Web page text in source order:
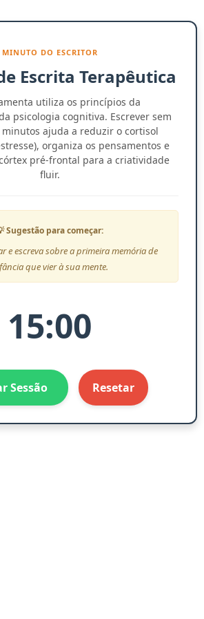
MINUTO DO ESCRITOR
Escrita Terapêutica
utiliza os princípios da
psicologia cognitiva. Escrever sem
ajuda a reduzir o cortisol
organiza os pensamentos e
pré-frontal para a criatividade
fluir.
Sugestão para começar:
e escreva sobre a primeira memória de
que vier à sua mente.
15:00
Sessão Resetar